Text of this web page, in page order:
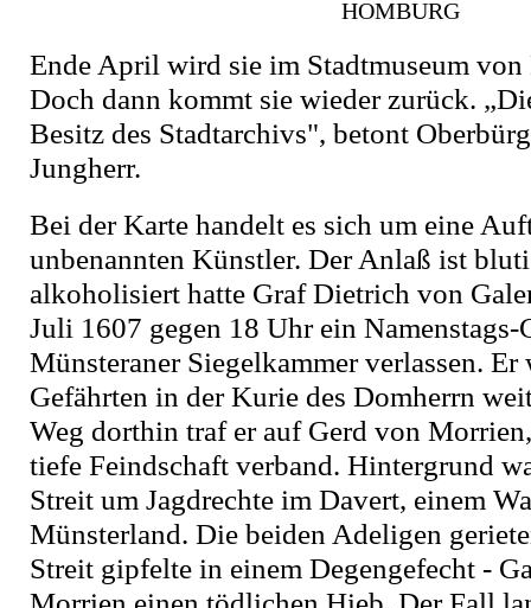
HOMBURG
Ende April wird sie im Stadtmuseum von
Doch dann kommt sie wieder zurück.
Besitz des Stadtarchivs", betont
Jungherr.
Bei der Karte handelt es sich um eine
unbenannten Künstler. Der Anlaß ist
alkoholisiert hatte Graf Dietrich von
Juli 1607 gegen 18 Uhr ein Namenstags-
Münsteraner Siegelkammer verlassen.
Gefährten in der Kurie des Domherrn
Weg dorthin traf er auf Gerd von
tiefe Feindschaft verband. Hintergrund
Streit um Jagdrechte im Davert, einem
Münsterland. Die beiden Adeligen
Streit gipfelte in einem Degengefecht -